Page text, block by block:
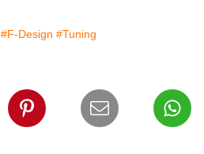
#F-Design #Tuning